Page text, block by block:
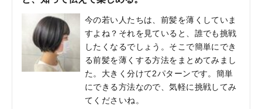
今の若い人たちは、前髪を薄くしていま
すよね？それを見ていると、誰でも挑戦
したくなるでしょう。そこで簡単にでき
る前髪を薄くする方法をまとめてみまし
た。大きく分けて2パターンです。簡単
にできる方法なので、気軽に挑戦してみ
てくださいね。